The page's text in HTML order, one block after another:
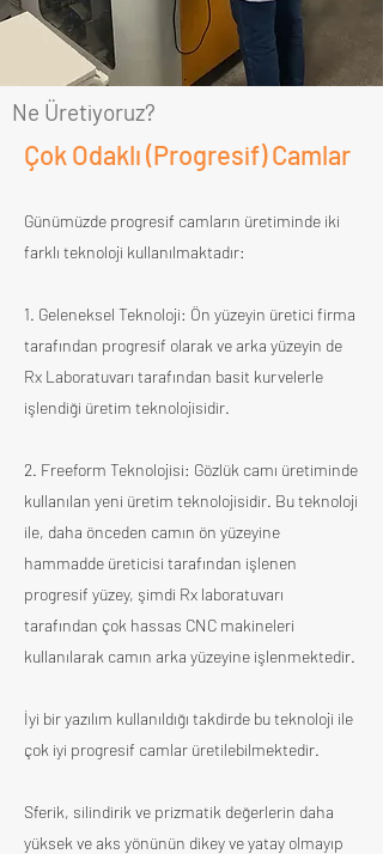
Ne Üretiyoruz?
Çok Odaklı (Progresif) Camlar
Günümüzde progresif camların üretiminde iki
farklı teknoloji kullanılmaktadır:
1. Geleneksel Teknoloji: Ön yüzeyin üretici firma
tarafından progresif olarak ve arka yüzeyin de
Rx Laboratuvarı tarafından basit kurvelerle
işlendiği üretim teknolojisidir.
2. Freeform Teknolojisi: Gözlük camı üretiminde
kullanılan yeni üretim teknolojisidir. Bu teknoloji
ile, daha önceden camın ön yüzeyine
hammadde üreticisi tarafından işlenen
progresif yüzey, şimdi Rx laboratuvarı
tarafından çok hassas CNC makineleri
kullanılarak camın arka yüzeyine işlenmektedir.
İyi bir yazılım kullanıldığı takdirde bu teknoloji ile
çok iyi progresif camlar üretilebilmektedir.
Sferik, silindirik ve prizmatik değerlerin daha
yüksek ve aks yönünün dikey ve yatay olmayıp